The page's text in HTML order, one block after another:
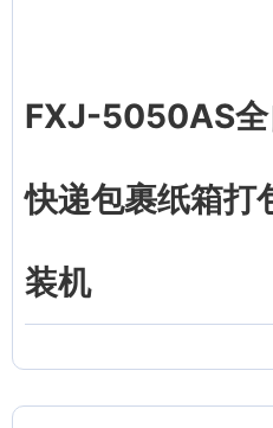
FXJ-5050AS全
快递包裹纸箱打
装机